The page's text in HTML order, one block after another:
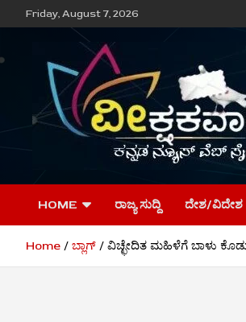
to
Friday, August 7, 2026
ವೀಕ್ಷಕವಾಣಿ
HOME ರಾಜ್ಯ ಸುದ್ದಿ ದೇಶ/ವಿದೇಶ
Home ಬ್ಲಾಗ್ ವಿಚ್ಛೇದಿತ ಮಹಿಳೆಗೆ ಬಾಳು